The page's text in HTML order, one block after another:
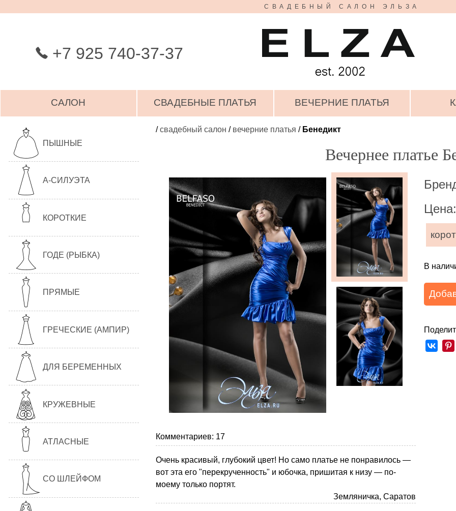
СВАДЕБНЫЙ САЛОН ЭЛЬЗА
+7 925 740-37-37
САЛОН СВАДЕБНЫЕ ПЛАТЬЯ ВЕЧЕРНИЕ ПЛАТЬЯ
ПЫШНЫЕ
А-СИЛУЭТА
КОРОТКИЕ
ГОДЕ (РЫБКА)
ПРЯМЫЕ
ГРЕЧЕСКИЕ (АМПИР)
ДЛЯ БЕРЕМЕННЫХ
КРУЖЕВНЫЕ
АТЛАСНЫЕ
СО ШЛЕЙФОМ
/свадебный салон / вечерние платья / Бенедикт
Вечернее платье
В
Комментариев: 17
Очень красивый, глубокий цвет! Но само платье не понравилось —
вот эта его "перекрученность" и юбочка, пришитая к низу — по-
моему только портят.
Земляничка, Саратов